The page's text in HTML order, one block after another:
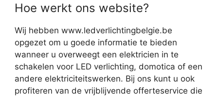
Hoe werkt ons website?
Wij hebben www.ledverlichtingbelgie.be
opgezet om u goede informatie te bieden
wanneer u overweegt een elektricien in te
schakelen voor LED verlichting, domotica of een
andere elektriciteitswerken. Bij ons kunt u ook
profiteren van de vrijblijvende offerteservice die